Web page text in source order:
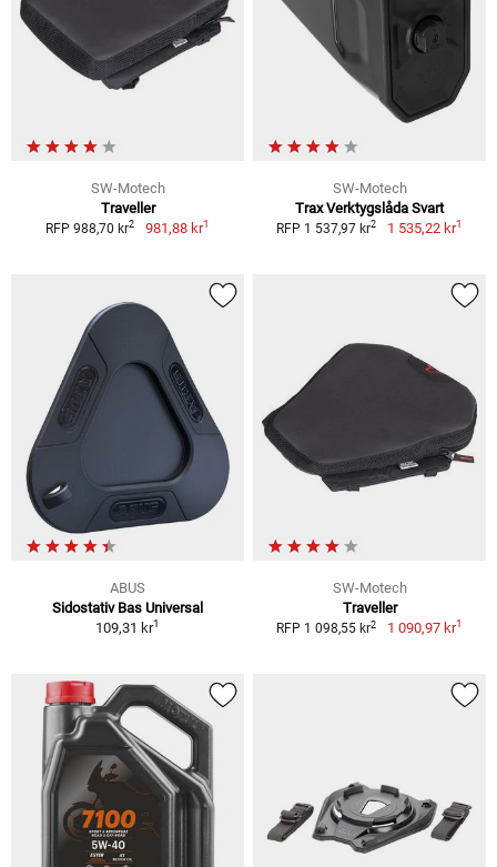
SW-Motech
Traveller
RFP 988,70 kr2 981,88 kr1
SW-Motech
Trax Verktygslåda Svart
RFP 1 537,97 kr2 1 535,22 kr1
ABUS
Sidostativ Bas Universal
109,31 kr1
SW-Motech
Traveller
RFP 1 098,55 kr2 1 090,97 kr1